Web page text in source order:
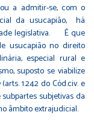
a admitir-se, com o
da usucapião, há
legislativa. É que
usucapião no direito
especial rural e
suposto se viabilize
(arts. 1.242 do Cód.civ. e
subpartes subjetivas da
âmbito extrajudicial.